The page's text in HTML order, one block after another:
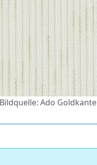
Ado Goldkante